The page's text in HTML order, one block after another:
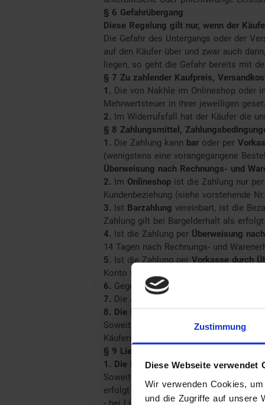
Zustimmung
Diese Webseite verwendet
Wir verwenden Cookies,
und die Zugriffe auf unsere
§ 6 Gefahrübergang
Diese Regelung gilt nur, wenn der
Die Gefahr des Untergangs oder der
auf den Käufer über und zwar auch
liegen, so geht die Gefahr bereits mit
§ 7 Zu zahlender Kaufpreis,
1. Die von Nakhle im Onlineshop oder
Mehrwertsteuer in ihrer jeweiligen
2. Im Widerrufsfall hat der Käufer die
§ 8 Zahlungsmittel,
1. Die Zahlung kann bar oder per
(wenigstens eine vorangegangene
Überweisung nach Rechnungs- und
2. Im Onlineshop ist die Zahlung nur per
Kundenbeziehung (siehe vorstehende
3. Ist Barzahlung vereinbart, ist die
Zahlung gilt bei Bargelderhalt als erfolgt.
4. Ist die Zahlung per Überweisung
14 Tagen nach Rechnungs- und
5. Ist die Zahlung per Vorkasse durch
Konto von Nakhle als erfolgt.
6. Gegen die Vergütungsansprüche
7. Die Abtretung von Forderungen
8. Die Regelung dieser Ziffer 10. gilt
Soweit der Käufer Unternehmer ist, ist
Käufers stammt aus demselben
§ 9 Liefertermin je nach Wahl des
1. Die Regelung dieser Ziffer 1. gilt nur,
Soweit nicht anders vereinbart,
erfolgt die Lieferung